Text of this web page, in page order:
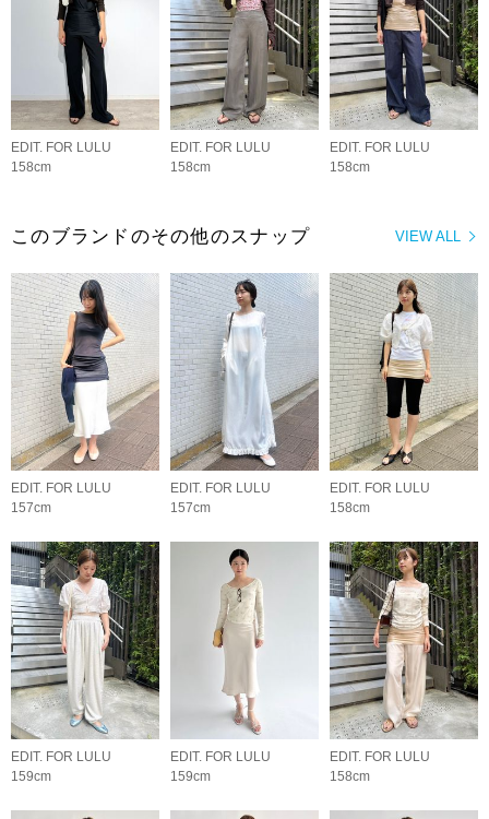
EDIT. FOR LULU
158cm
EDIT. FOR LULU
158cm
EDIT. FOR LULU
158cm
VIEW ALL
このブランドのその他のスナップ
EDIT. FOR LULU
157cm
EDIT. FOR LULU
157cm
EDIT. FOR LULU
158cm
EDIT. FOR LULU
159cm
EDIT. FOR LULU
159cm
EDIT. FOR LULU
158cm